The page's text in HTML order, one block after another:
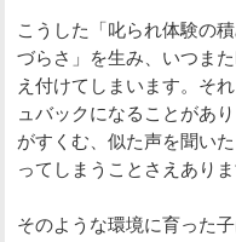
こうした「叱られ体験の
づらさ」を生み、いつま
え付けてしまいます。そ
ュバックになることがあ
がすくむ、似た声を聞い
ってしまうことさえありま
そのような環境に育った